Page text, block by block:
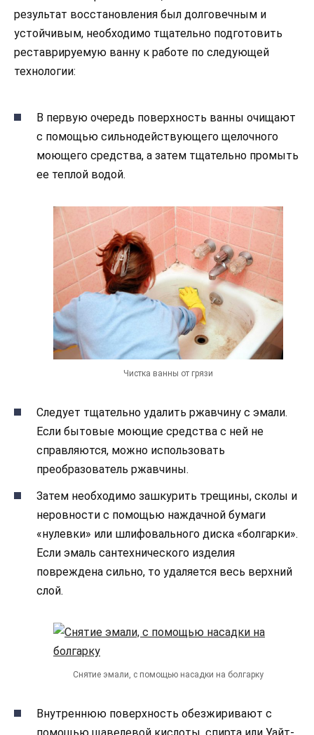
результат восстановления был долговечным и
устойчивым, необходимо тщательно подготовить
реставрируемую ванну к работе по следующей
технологии:
В первую очередь поверхность ванны очищают
с помощью сильнодействующего щелочного
моющего средства, а затем тщательно промыть
ее теплой водой.
Чистка ванны от грязи
Следует тщательно удалить ржавчину с эмали.
Если бытовые моющие средства с ней не
справляются, можно использовать
преобразователь ржавчины.
Затем необходимо зашкурить трещины, сколы и
неровности с помощью наждачной бумаги
«нулевки» или шлифовального диска «болгарки».
Если эмаль сантехнического изделия
повреждена сильно, то удаляется весь верхний
слой.
Снятие эмали, с помощью насадки на болгарку
Внутреннюю поверхность обезжиривают с